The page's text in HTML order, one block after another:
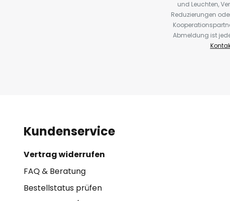
und Leuchten,
Reduzierungen
Abmeldung ist
Kundenservice
Vertrag widerrufen
FAQ & Beratung
Bestellstatus prüfen